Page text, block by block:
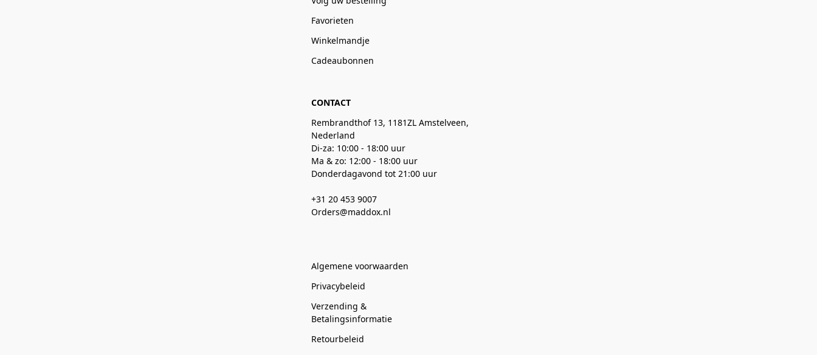
Favorieten
Winkelmandje
Cadeaubonnen
CONTACT
Rembrandthof 13, 1181ZL Amstelveen,
Nederland
Di-za: 10:00 - 18:00 uur
Ma & zo: 12:00 - 18:00 uur
Donderdagavond tot 21:00 uur
+31 20 453 9007
Orders@maddox.nl
Algemene voorwaarden
Privacybeleid
Verzending &
Betalingsinformatie
Retourbeleid